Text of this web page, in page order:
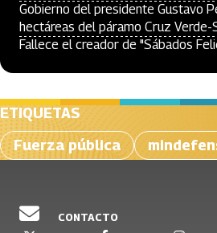
Gobierno del presidente Gustavo
hectáreas del páramo Cruz Verde-
Fallece el creador de "Sábados
ETIQUETAS
Fuerza pública
CONTACTO